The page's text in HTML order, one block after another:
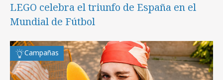
LEGO celebra el triunfo de España en el
Mundial de Fútbol
Campañas